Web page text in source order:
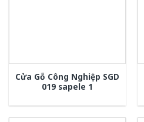
Cửa Gỗ Công Nghiệp SGD
019 sapele 1